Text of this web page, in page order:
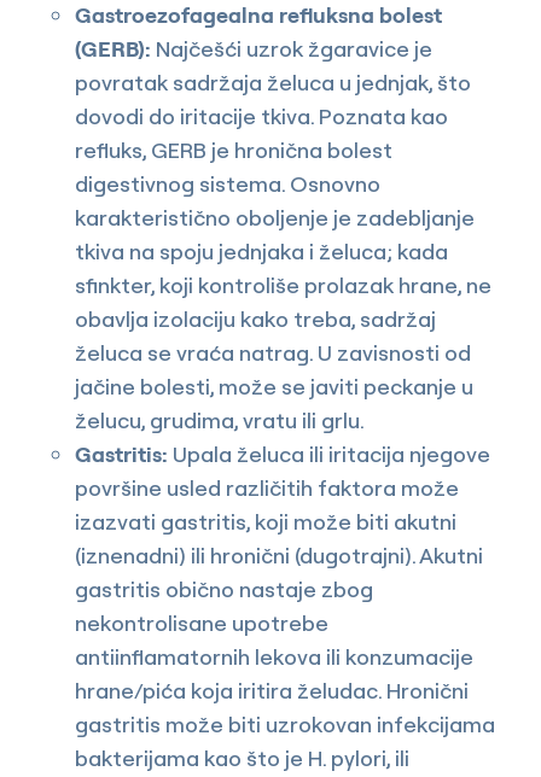
Gastroezofagealna refluksna bolest
(GERB): Najčešći uzrok žgaravice je
povratak sadržaja želuca u jednjak, što
dovodi do iritacije tkiva. Poznata kao
refluks, GERB je hronična bolest
digestivnog sistema. Osnovno
karakteristično oboljenje je zadebljanje
tkiva na spoju jednjaka i želuca; kada
sfinkter, koji kontroliše prolazak hrane, ne
obavlja izolaciju kako treba, sadržaj
želuca se vraća natrag. U zavisnosti od
jačine bolesti, može se javiti peckanje u
želucu, grudima, vratu ili grlu.
Gastritis: Upala želuca ili iritacija njegove
površine usled različitih faktora može
izazvati gastritis, koji može biti akutni
(iznenadni) ili hronični (dugotrajni). Akutni
gastritis obično nastaje zbog
nekontrolisane upotrebe
antiinflamatornih lekova ili konzumacije
hrane/pića koja iritira želudac. Hronični
gastritis može biti uzrokovan infekcijama
bakterijama kao što je H. pylori, ili